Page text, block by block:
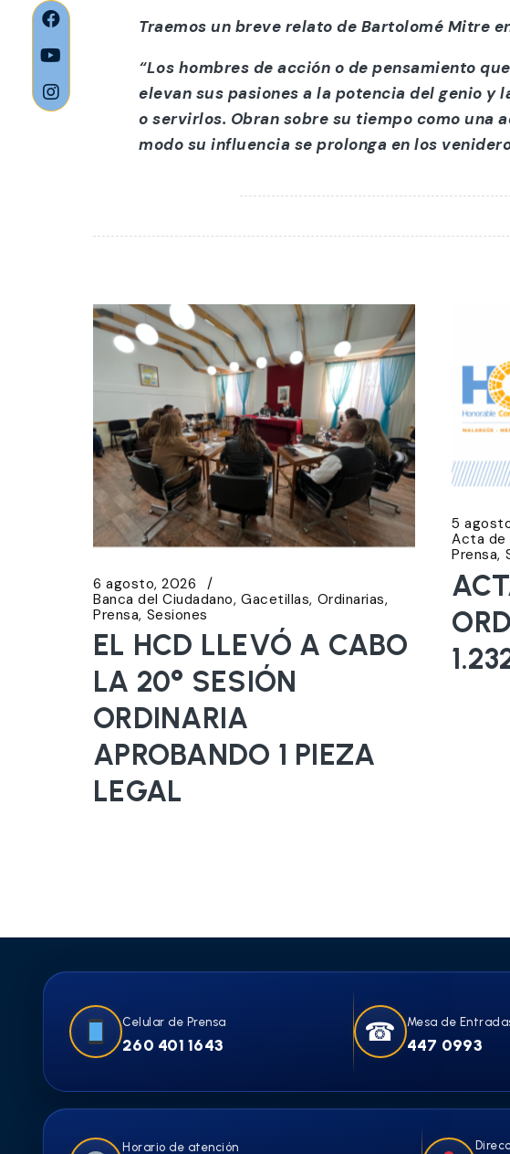
Traemos un breve relato de Bartolomé Mitre
“Los hombres de acción o de pensamiento
elevan sus pasiones a la potencia del genio
o servirlos. Obran sobre su tiempo como una
modo su influencia se prolonga en los
6 agosto, 2026
Banca del Ciudadano Gacetillas Ordinarias
Prensa Sesiones
EL HCD LLEVÓ A CABO
LA 20° SESIÓN
ORDINARIA
APROBANDO 1 PIEZA
LEGAL
5
Acta de
Prensa
Celular de Prensa
260 401 1643 ☎ Mesa de
447 0993
Horario de atención